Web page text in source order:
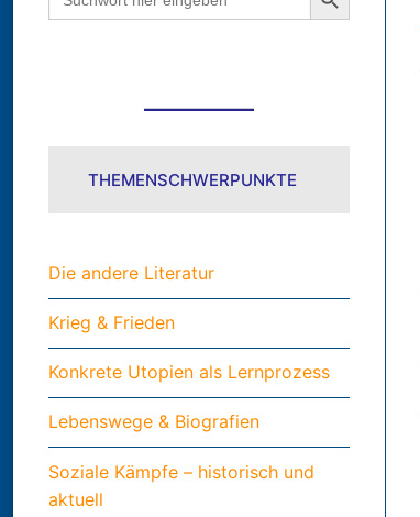
for:
THEMENSCHWERPUNKTE
Die andere Literatur
Krieg & Frieden
Konkrete Utopien als Lernprozess
Lebenswege & Biografien
Soziale Kämpfe – historisch und
aktuell